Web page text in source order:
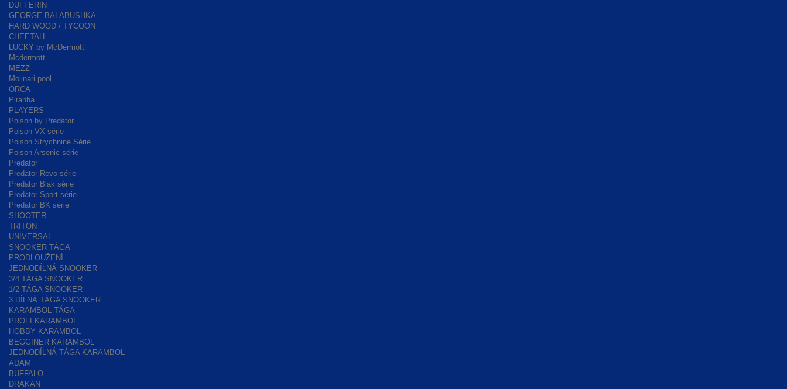
DUFFERIN
GEORGE BALABUSHKA
HARD WOOD / TYCOON
CHEETAH
LUCKY by McDermott
Mcdermott
MEZZ
Molinari pool
ORCA
Piranha
PLAYERS
Poison by Predator
Poison VX série
Poison Strychnine Série
Poison Arsenic série
Predator
Predator Revo série
Predator Blak série
Predator Sport série
Predator BK série
SHOOTER
TRITON
UNIVERSAL
SNOOKER TÁGA
PRODLOUŽENÍ
JEDNODÍLNÁ SNOOKER
3/4 TÁGA SNOOKER
1/2 TÁGA SNOOKER
3 DÍLNÁ TÁGA SNOOKER
KARAMBOL TÁGA
PROFI KARAMBOL
HOBBY KARAMBOL
BEGGINER KARAMBOL
JEDNODÍLNÁ TÁGA KARAMBOL
ADAM
BUFFALO
DRAKAN